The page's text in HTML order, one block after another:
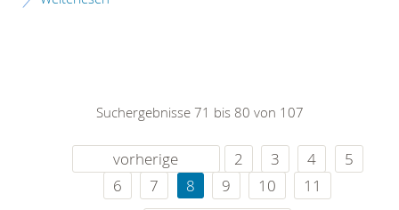
Suchergebnisse 71 bis 80 von 107
vorherige 2 3 4
5
6
7 8 9 10
11